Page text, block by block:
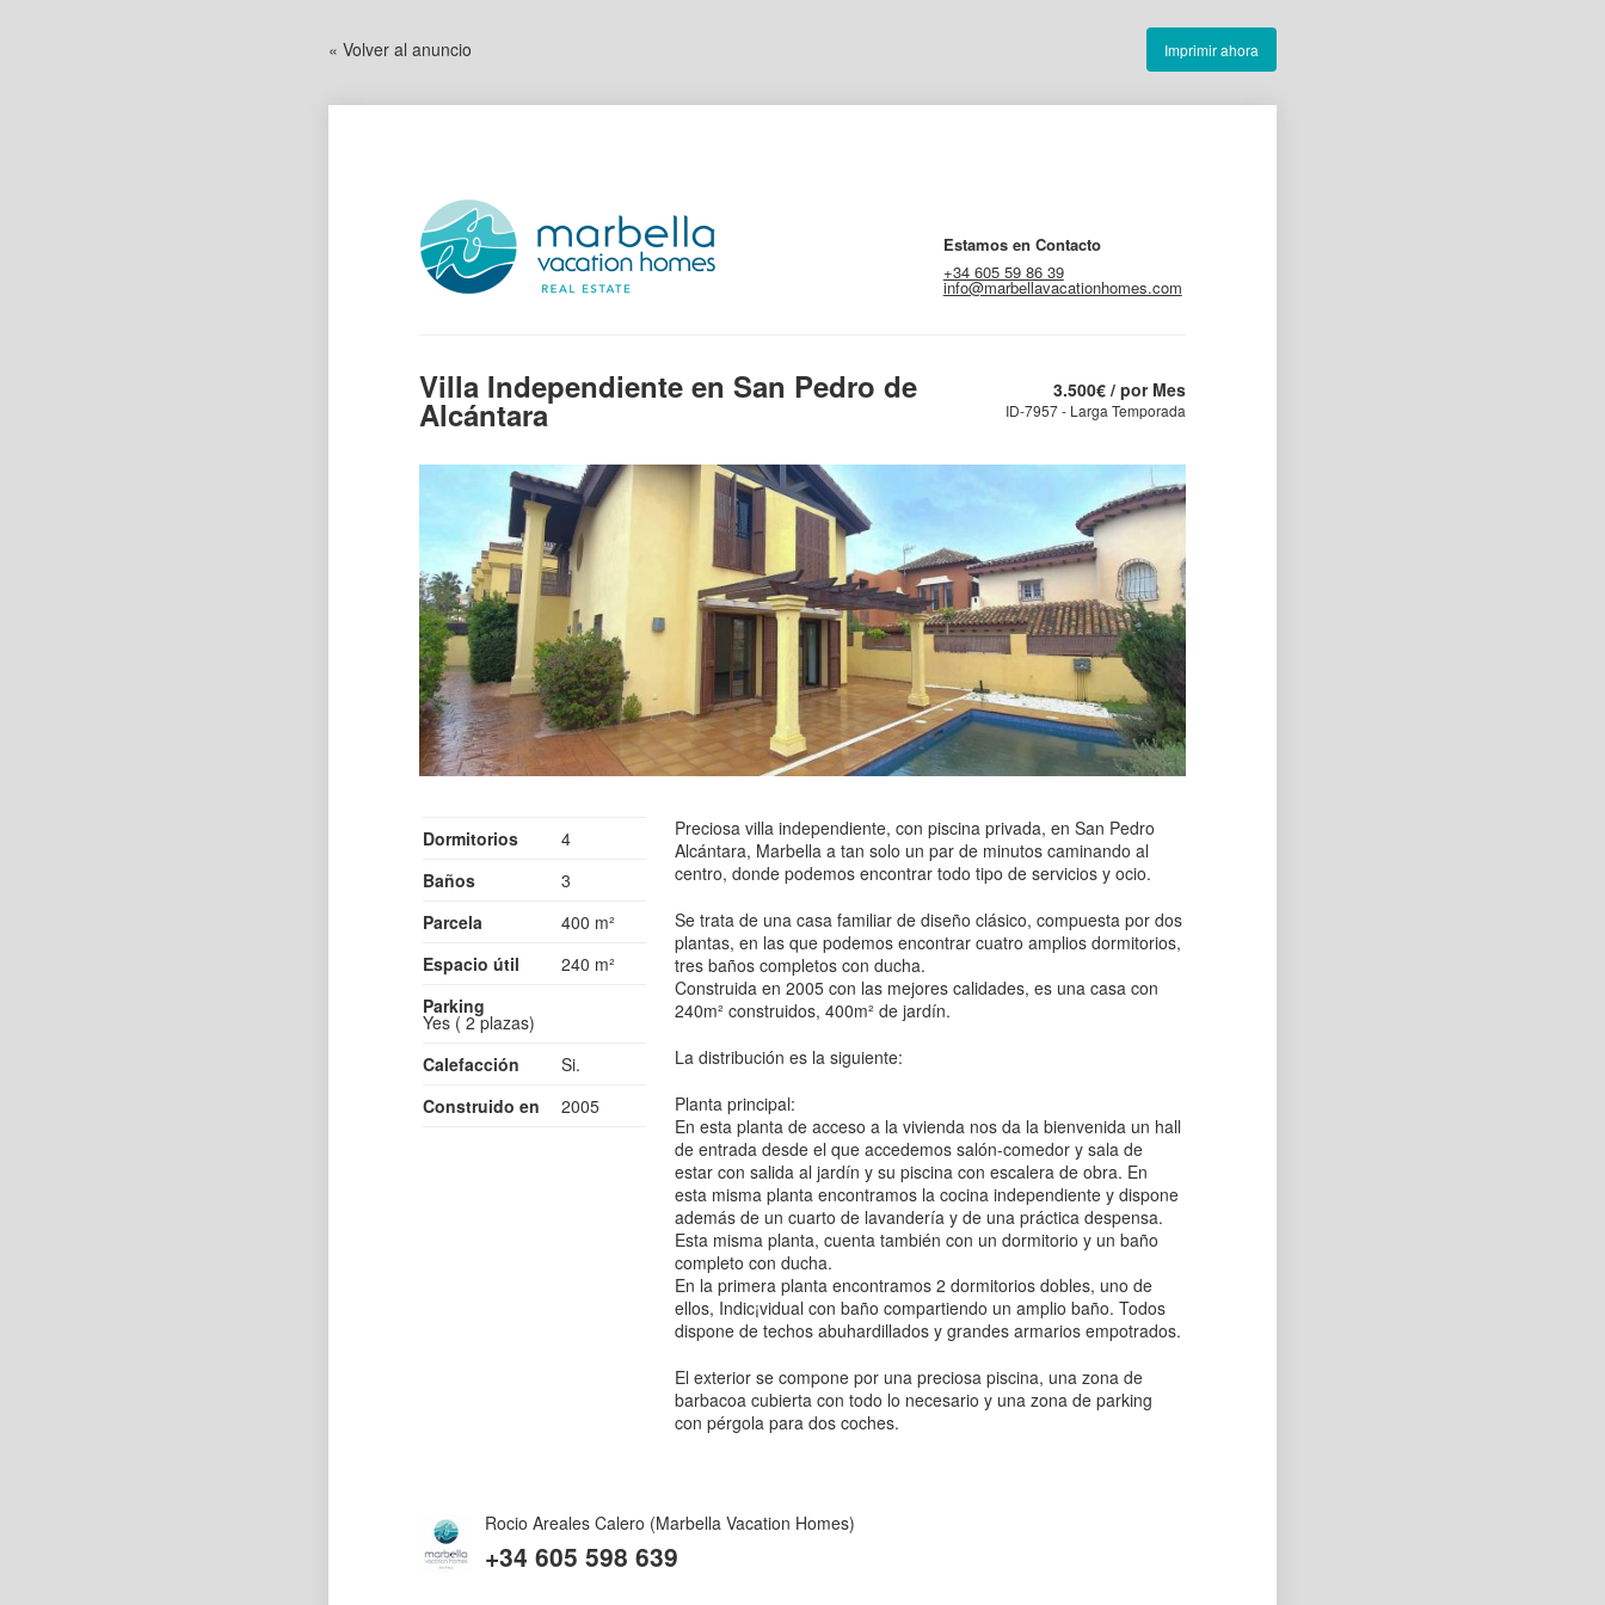
« Volver al anuncio Imprimir ahora
Estamos en Contacto
+34 605 59 86 39
info@marbellavacationhomes.com
Villa Independiente en San Pedro de
Alcántara
3.500€ / por Mes
ID-7957 - Larga Temporada
Dormitorios
4
Baños
3
Parcela
400 m²
Espacio útil
240 m²
Parking
Yes ( 2 plazas)
Calefacción
Si.
Construido en
2005
Preciosa villa independiente, con piscina privada, en San Pedro
Alcántara, Marbella a tan solo un par de minutos caminando al
centro, donde podemos encontrar todo tipo de servicios y ocio.
Se trata de una casa familiar de diseño clásico, compuesta por dos
plantas, en las que podemos encontrar cuatro amplios dormitorios,
tres baños completos con ducha.
Construida en 2005 con las mejores calidades, es una casa con
240m² construidos, 400m² de jardín.
La distribución es la siguiente:
Planta principal:
En esta planta de acceso a la vivienda nos da la bienvenida un hall
de entrada desde el que accedemos salón-comedor y sala de
estar con salida al jardín y su piscina con escalera de obra. En
esta misma planta encontramos la cocina independiente y dispone
además de un cuarto de lavandería y de una práctica despensa.
Esta misma planta, cuenta también con un dormitorio y un baño
completo con ducha.
En la primera planta encontramos 2 dormitorios dobles, uno de
ellos, Indic¡vidual con baño compartiendo un amplio baño. Todos
dispone de techos abuhardillados y grandes armarios empotrados.
El exterior se compone por una preciosa piscina, una zona de
barbacoa cubierta con todo lo necesario y una zona de parking
con pérgola para dos coches.
Rocio Areales Calero (Marbella Vacation Homes)
+34 605 598 639